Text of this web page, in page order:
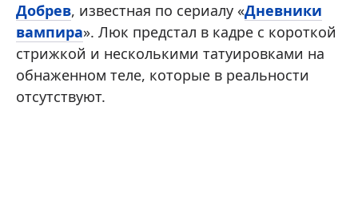
Добрев, известная по сериалу «Дневники
вампира». Люк предстал в кадре с короткой
стрижкой и несколькими татуировками на
обнаженном теле, которые в реальности
отсутствуют.